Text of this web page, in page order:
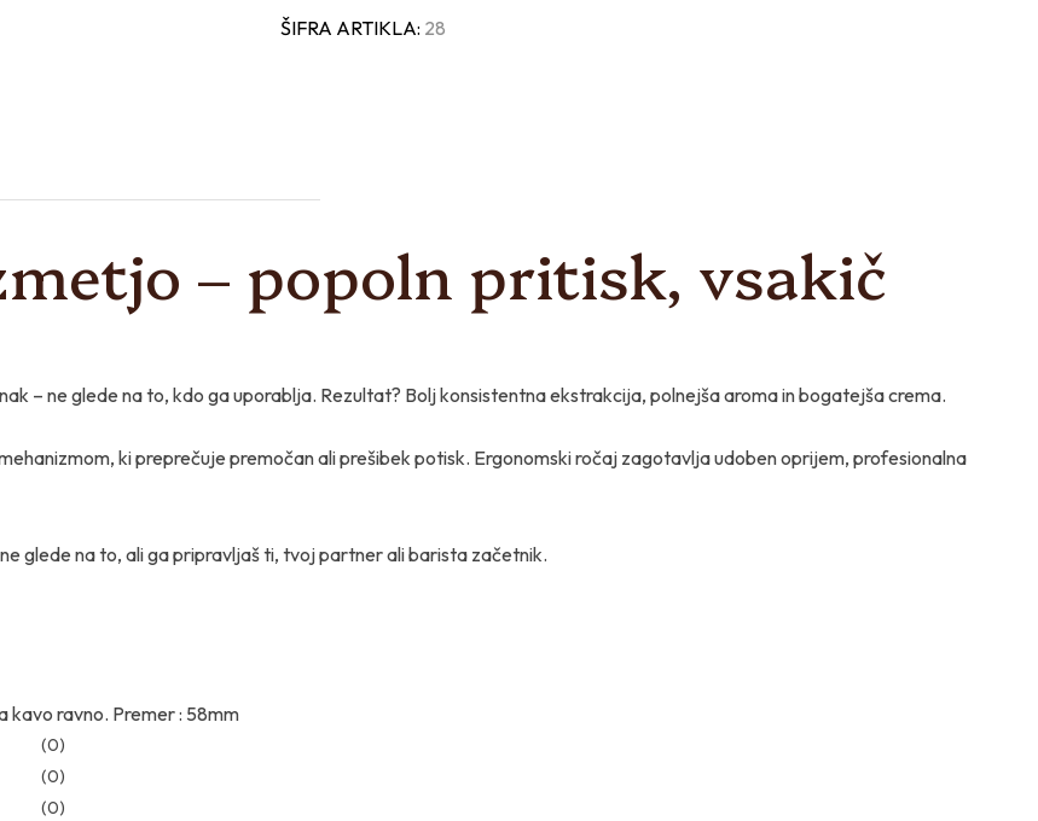
ŠIFRA ARTIKLA: 28
– popoln pritisk, vsakič
– ne glede na to, kdo ga uporablja. Rezultat? Bolj konsistentna ekstrakcija, polnejša aroma in bogatejša crema.
ki preprečuje premočan ali prešibek potisk. Ergonomski ročaj zagotavlja udoben oprijem, profesionalna
glede na to, ali ga pripravljaš ti, tvoj partner ali barista začetnik.
kavo ravno. Premer : 58mm
(0)
(0)
(0)